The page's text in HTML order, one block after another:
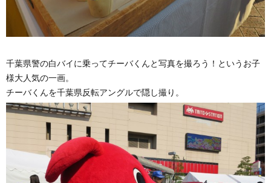
千葉県警の白バイに乗ってチーバくんと写真を撮ろう！というお子
様大人気の一画。
チーバくんを千葉県反転アングルで隠し撮り。